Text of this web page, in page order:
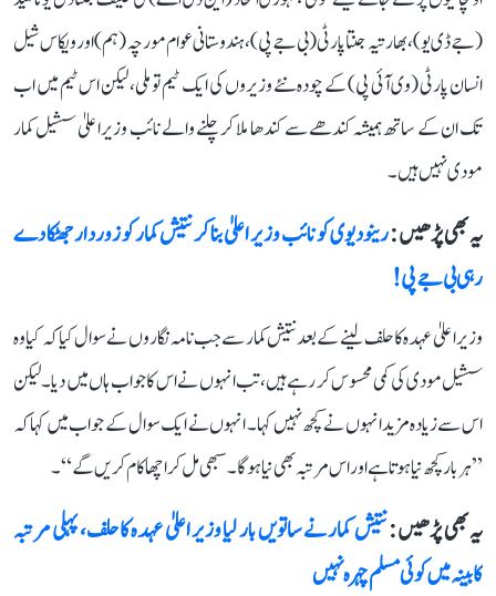
(جے ڈی یو)، بھارتیہ جنتا پارٹی (بی جے پی)، ہندوستانی عوام مورچہ (ہم) اور ویکاس شیل
انسان پارٹی (وی آئی پی) کے چودہ نئے وزیروں کی ایک ٹیم تو ملی، لیکن اس ٹیم میں اب
تک ان کے ساتھ ہمیشہ کندھے سے کندھا ملا کر چلنے والے نائب وزیراعلیٰ سشیل کمار
مودی نہیں ہیں۔
یہ بھی پڑھیں :رینو دیوی کو نائب وزیر اعلیٰ بنا کر نتیش کمار کو زوردار جھٹکا دے
رہی بی جے پی!
وزیر اعلیٰ عہدہ کا حلف لینے کے بعد نتیش کمار سے جب نامہ نگاروں نے سوال کیا کہ کیا وہ
سشیل مودی کی کمی محسوس کر رہے ہیں، تب انہوں نے اس کا جواب ہاں میں دیا۔ لیکن
اس سے زیادہ مزید انہوں نے کچھ نہیں کہا۔ انہوں نے ایک سوال کے جواب میں کہاکہ
”ہر بار کچھ نیا ہوتا ہے اور اس مرتبہ بھی نیا ہوگا۔ سبھی مل کر اچھا کام کریں گے“۔
یہ بھی پڑھیں :نتیش کمار نے ساتویں بار لیا وزیر اعلیٰ عہدہ کا حلف، پہلی مرتبہ
کابینہ میں کوئی مسلم چہرہ نہیں